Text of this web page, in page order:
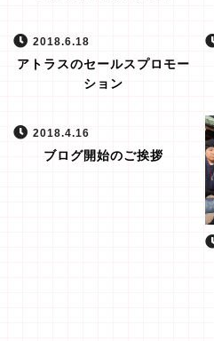
2018.6.18
アトラスのセールスプロモー
ション
2018.4.16
ブログ開始のご挨拶